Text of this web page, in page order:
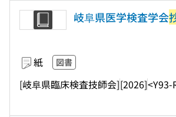
岐阜県医学検査学会
紙 図書
[岐阜県臨床検査技師会][2026]<Y93-